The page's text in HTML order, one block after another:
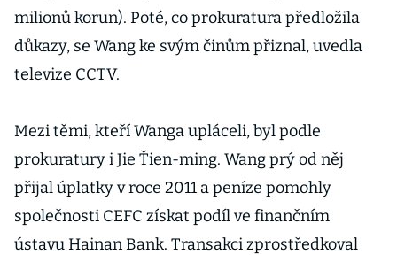
milionů korun). Poté, co prokuratura předložila
důkazy, se Wang ke svým činům přiznal, uvedla
televize CCTV.
Mezi těmi, kteří Wanga upláceli, byl podle
prokuratury i Jie Ťien-ming. Wang prý od něj
přijal úplatky v roce 2011 a peníze pomohly
společnosti CEFC získat podíl ve finančním
ústavu Hainan Bank. Transakci zprostředkoval